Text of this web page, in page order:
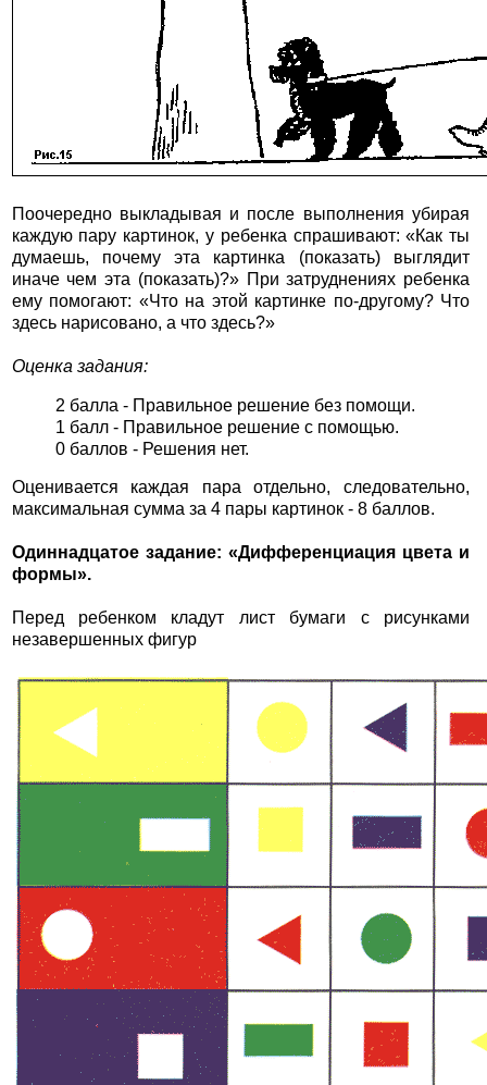
Поочередно выкладывая и после выполнения убирая
каждую пару картинок, у ребенка спрашивают: «Как ты
думаешь, почему эта картинка (показать) выглядит
иначе чем эта (показать)?» При затруднениях ребенка
ему помогают: «Что на этой картинке по-другому? Что
здесь нарисовано, а что здесь?»
Оценка задания:
2 балла - Правильное решение без помощи.
1 балл - Правильное решение с помощью.
0 баллов - Решения нет.
Оценивается каждая пара отдельно, следовательно,
максимальная сумма за 4 пары картинок - 8 баллов.
Одиннадцатое задание: «Дифференциация цвета и
формы».
Перед ребенком кладут лист бумаги с рисунками
незавершенных фигур